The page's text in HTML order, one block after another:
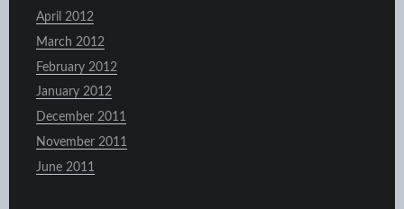
April 2012
March 2012
February 2012
January 2012
December 2011
November 2011
June 2011